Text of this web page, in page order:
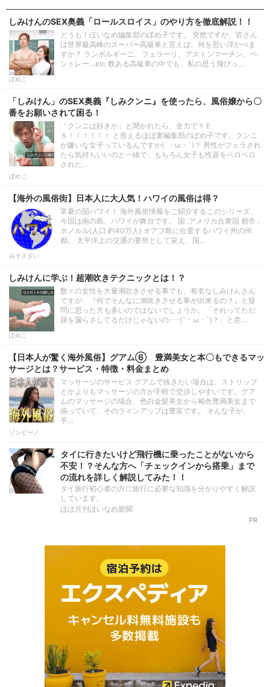
しみけんのSEX奥義「ロールスロイス」のやり方を徹底解説！！
どうも！ほいなめ編集部のぽめ子です。 突然ですが、皆さん
は世界最高峰のスーパー高級車と言えば、何を思い浮かべま
すか？ ランボルギーニ、フェラーリ、アストンマーチン、ベ
ントレー…etc 数ある高級車の中でも、私の思う飛びっ…
ぽめこ
「しみけん」のSEX奥義『しみクンニ』を使ったら、風俗嬢から〇
番をお願いされて困る！
「クンニは好きか」と聞かれたら、全力でＹＥ
Ｓ！！！！！！ と答えるほぼ妻編集部のぽめ子です。クンニ
が嫌いな女子っているんですか(´・ω・`)？ 男性がフェラされ
たら気持ちいいのと一緒で、もちろん女子も性器をペロペロ
された…
ぽめこ
【海外の風俗街】日本人に大人気！ハワイの風俗は得？
常夏の国ハワイ！ 海外風俗情報をご紹介するこのシリーズ、
今回は南の島、ハワイが舞台です。 国 :アメリカ合衆国 都市 :
ホノルル(人口 約40万人) オアフ島に位置するハワイ州の州
都。 太平洋上の交通の要所として栄え、国…
みそさざい
しみけんに学ぶ！超潮吹きテクニックとは！？
数々の女性を大量潮吹きさせる事でも、有名なしみけんさん
ですが、『何でそんなに潮吹きさせる事が出来るの？』と疑
問に思った方も多いのではないでしょうか。「それってただ
尿を漏らさしてるだけじゃないの･･･(´・ω・`)？」と意…
ぽめこ
【日本人が驚く海外風俗】グアム⑥ 豊満美女と本〇もできるマッ
サージとは？サービス・特徴・料金まとめ
マッサージのサービス グアムで抜きたい場合は、ストリップ
とかよりもマッサージの方が手軽で交渉しやすいです。グア
ムのマッサージの場合、色白金髪美女から褐色豊満美女まで
揃っていて、そのラインアップは豊富です。 そんな子が、
手…
ゾンビーノ
タイに行きたいけど飛行機に乗ったことがないから
不安！？そんな方へ「チェックインから搭乗」まで
の流れを詳しく解説してみた！！
タイ旅行初心者の方に旅行に必要な知識を分かりやすく解説
しています。
ほぼ月刊ほいなめ新聞
PR